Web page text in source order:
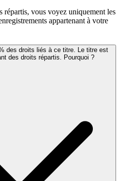
répartis, vous voyez uniquement les
appartenant à votre
des droits liés à ce titre. Le titre est
des droits répartis. Pourquoi ?